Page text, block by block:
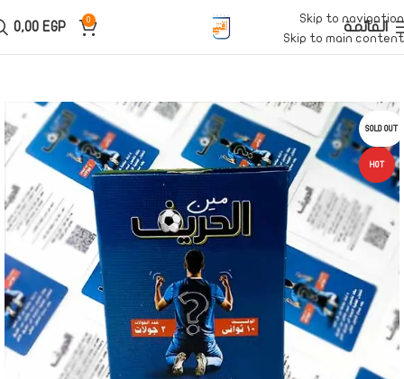
Skip to navigation
Skip to main content
القائمة 0
0,00 EGP
SOLD OUT
HOT